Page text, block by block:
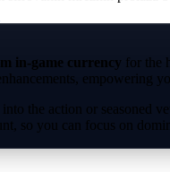
in-game currency for the
empowering
the action or seasoned
so you can focus on